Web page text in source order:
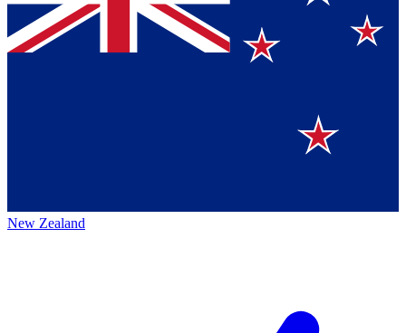
New Zealand